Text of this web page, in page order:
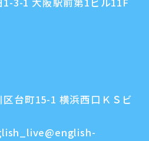
台町15-1 横浜西口ＫＳビ